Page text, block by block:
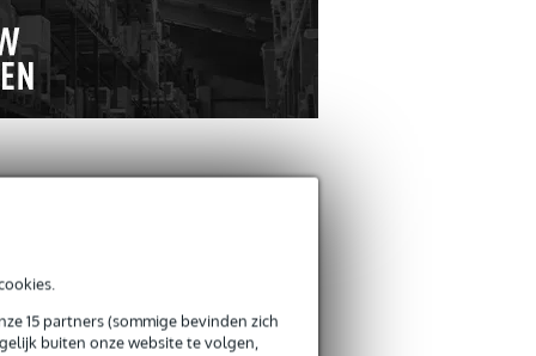
15 partners (sommige bevinden zich
buiten onze website te volgen,
Schrijf zelf een review